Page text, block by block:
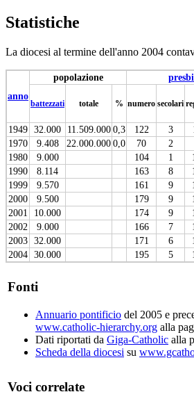
Statistiche
La diocesi al termine dell'anno 2004
anno
popolazione
battezzati totale % numero secolari
1949 32.000 11.509.000 0,3 122 3
1970
9.408 22.000.0000,0 70 2
1980
9.000 104 1
1990
8.114 163 8
1999
9.570 161 9
2000
9.500 179 9
2001
10.000 174 9
2002
9.000 166 7
2003 32.000 171 6
2004 30.000 195 5
Fonti
Annuario pontificio del 2005 e
www.catholic-hierarchy.org alla
Dati riportati da Giga-Catholic alla
Scheda della diocesi su
Voci correlate